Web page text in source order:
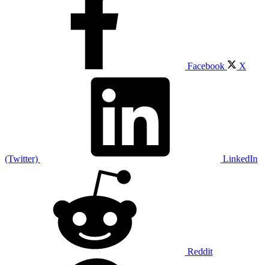
Facebook X
(Twitter) LinkedIn
Reddit